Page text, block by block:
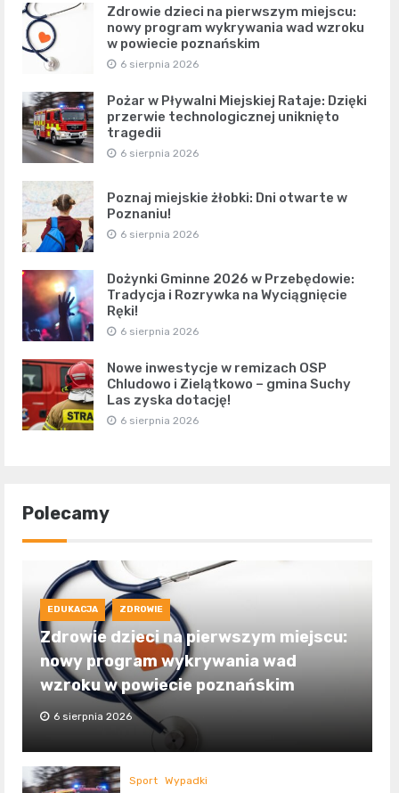
Zdrowie dzieci na pierwszym miejscu:
nowy program wykrywania wad wzroku
w powiecie poznańskim
6 sierpnia 2026
Pożar w Pływalni Miejskiej Rataje: Dzięki
przerwie technologicznej uniknięto
tragedii
6 sierpnia 2026
Poznaj miejskie żłobki: Dni otwarte w
Poznaniu!
6 sierpnia 2026
Dożynki Gminne 2026 w Przebędowie:
Tradycja i Rozrywka na Wyciągnięcie
Ręki!
6 sierpnia 2026
Nowe inwestycje w remizach OSP
Chludowo i Zielątkowo – gmina Suchy
Las zyska dotację!
6 sierpnia 2026
Polecamy
EDUKACJA ZDROWIE
Zdrowie dzieci na pierwszym miejscu:
nowy program wykrywania wad
wzroku w powiecie poznańskim
6 sierpnia 2026
Sport Wypadki